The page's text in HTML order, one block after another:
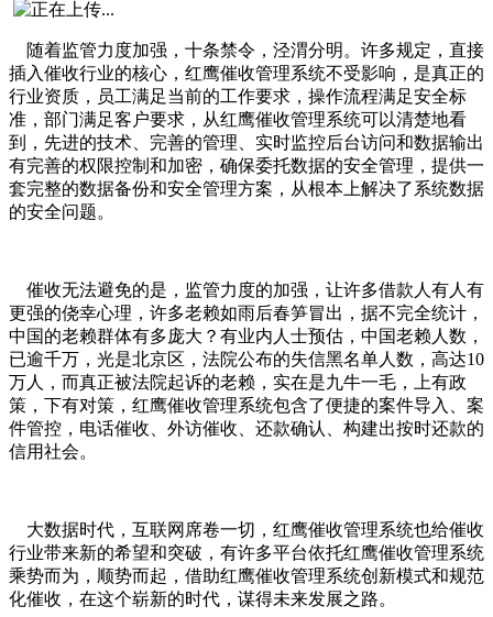
随着监管力度加强，十条禁令，泾渭分明。许多规定，直接
插入催收行业的核心，红鹰催收管理系统不受影响，是真正的
行业资质，员工满足当前的工作要求，操作流程满足安全标
准，部门满足客户要求，从红鹰催收管理系统可以清楚地看
到，先进的技术、完善的管理、实时监控后台访问和数据输出
有完善的权限控制和加密，确保委托数据的安全管理，提供一
套完整的数据备份和安全管理方案，从根本上解决了系统数据
的安全问题。
催收无法避免的是，监管力度的加强，让许多借款人有人有
更强的侥幸心理，许多老赖如雨后春笋冒出，据不完全统计，
中国的老赖群体有多庞大？有业内人士预估，中国老赖人数，
已逾千万，光是北京区，法院公布的失信黑名单人数，高达10
万人，而真正被法院起诉的老赖，实在是九牛一毛，上有政
策，下有对策，红鹰催收管理系统包含了便捷的案件导入、案
件管控，电话催收、外访催收、还款确认、构建出按时还款的
信用社会。
大数据时代，互联网席卷一切，红鹰催收管理系统也给催收
行业带来新的希望和突破，有许多平台依托红鹰催收管理系统
乘势而为，顺势而起，借助红鹰催收管理系统创新模式和规范
化催收，在这个崭新的时代，谋得未来发展之路。